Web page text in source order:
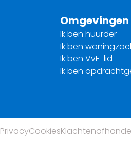
Omgevingen
Ik ben huurder
Ik ben
Ik ben VvE-lid
Ik ben
PrivacyCookies